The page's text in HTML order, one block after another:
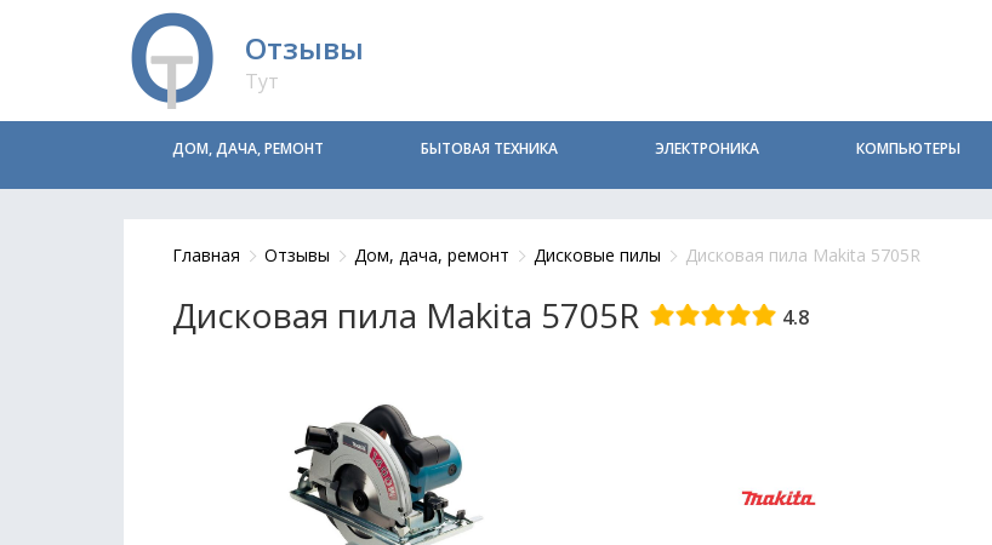
Отзывы
Тут
ДОМ, ДАЧА, РЕМОНТ БЫТОВАЯ ТЕХНИКА ЭЛЕКТРОНИКА КОМПЬЮТЕРЫ
Главная Отзывы Дом, дача, ремонт Дисковые пилы Дисковая пила Makita 5705R
Дисковая пила Makita 5705R 4.8